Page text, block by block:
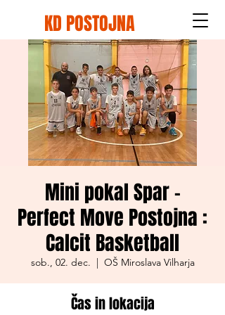
KD POSTOJNA
Mini pokal Spar -
Perfect Move Postojna :
Calcit Basketball
sob., 02. dec.
  |
OŠ Miroslava Vilharja
Čas in lokacija